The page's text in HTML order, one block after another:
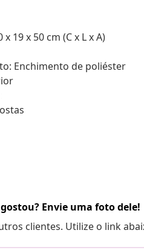
19 x 50 cm (C x L x A)
Enchimento de poliéster
Envie uma foto dele!
clientes. Utilize o link